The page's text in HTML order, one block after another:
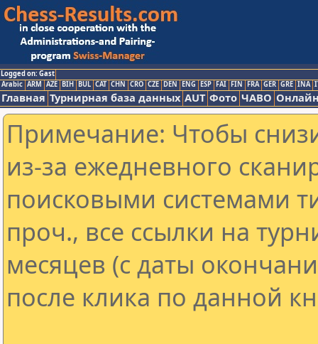
Logged on: Gast
Arabic ARM AZE BIH BUL CAT CHN CRO CZE DEN ENG ESP FAI FIN FRA GER GRE INA
Главная Турнирная база данных AUT Фото ЧАВО
Примечание: Чтобы
из-за ежедневного
поисковыми системами
проч., все ссылки на
месяцев (с даты
после клика по данной